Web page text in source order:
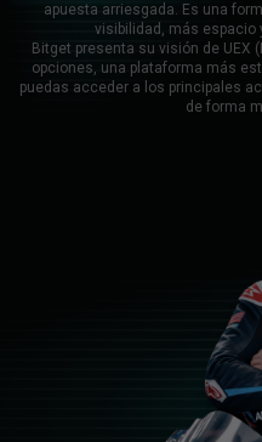
apuesta arriesgada. Es una
visibilidad, más espacio
Bitget presenta su visión de UEX
opciones, una plataforma más
puedas acceder a los principales
de forma